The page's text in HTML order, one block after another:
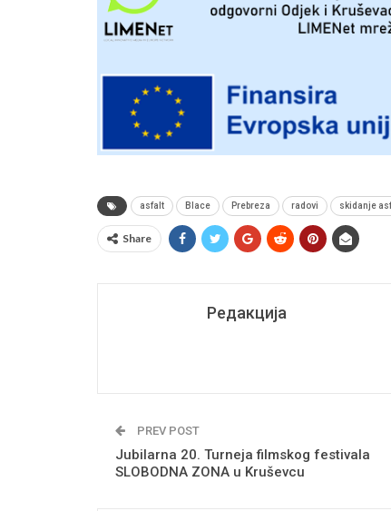
asfalt Blace Prebreza radovi skidanje
Share
Редакција
PREV POST
Jubilarna 20. Turneja filmskog festivala
SLOBODNA ZONA u Kruševcu